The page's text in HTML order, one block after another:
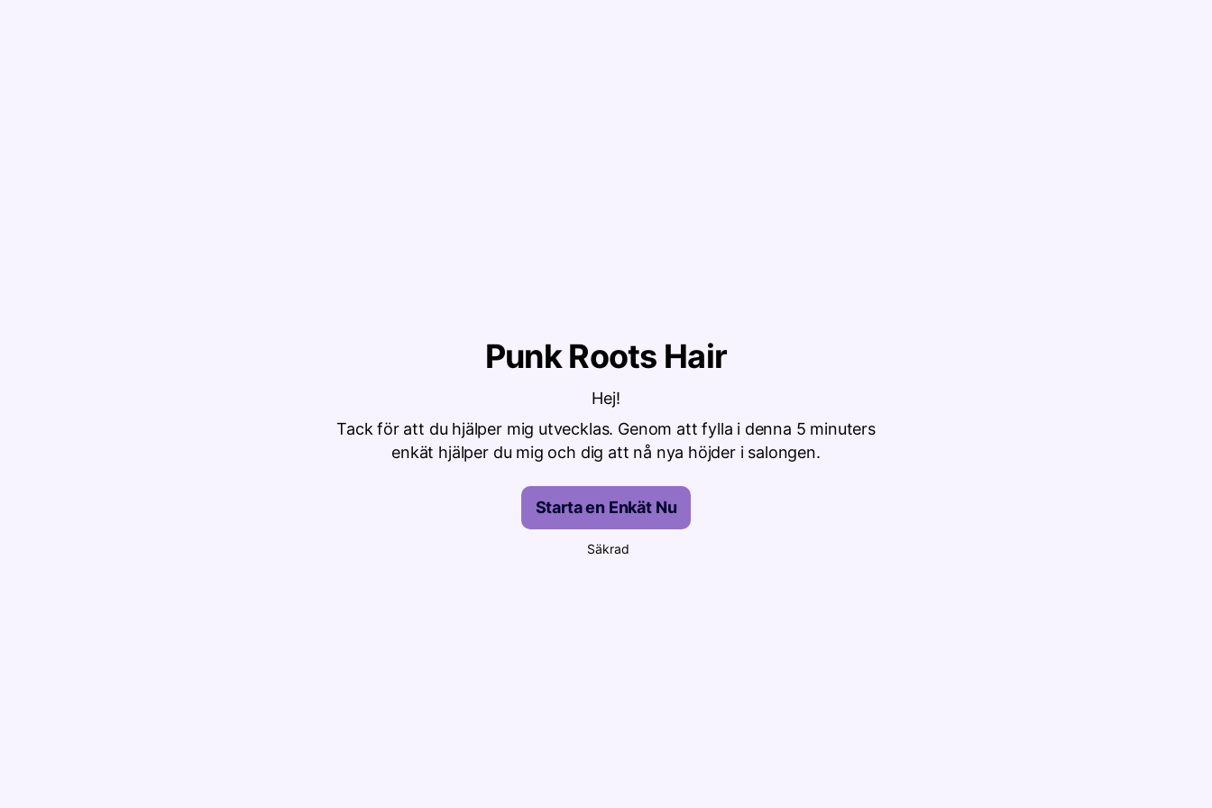
Punk Roots Hair
Hej!
Tack för att du hjälper mig utvecklas. Genom att fylla i denna 5 minuters
enkät hjälper du mig och dig att nå nya höjder i salongen.
Starta en Enkät Nu
Säkrad